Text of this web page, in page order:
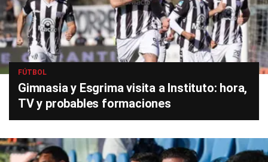
FÚTBOL
Gimnasia y Esgrima visita a Instituto: hora,
TV y probables formaciones